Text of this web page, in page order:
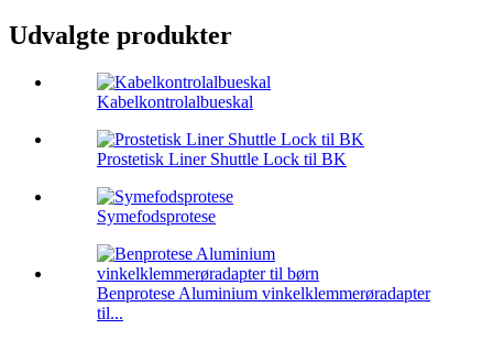
Udvalgte produkter
Kabelkontrolalbueskal
Prostetisk Liner Shuttle Lock til BK
Symefodsprotese
Benprotese Aluminium vinkelklemmerøradapter
til...